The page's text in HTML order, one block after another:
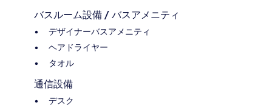
バスルーム設備 / バスアメニティ
デザイナーバスアメニティ
ヘアドライヤー
タオル
通信設備
デスク